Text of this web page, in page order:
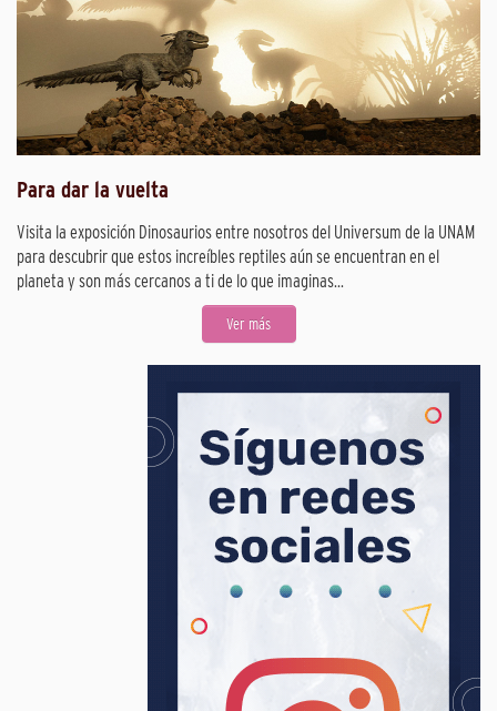
Para dar la vuelta
Visita la exposición Dinosaurios entre nosotros del Universum de la UNAM
para descubrir que estos increíbles reptiles aún se encuentran en el
planeta y son más cercanos a ti de lo que imaginas...
Ver más